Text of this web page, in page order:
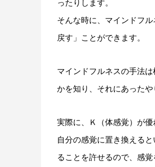
ったりします。
そんな時に、マインドフ
戻す」ことができます。
マインドフルネスの手法
かを知り、それにあったや
実際に、Ｋ（体感覚）が
自分の感覚に置き換える
ることを許せるので、感